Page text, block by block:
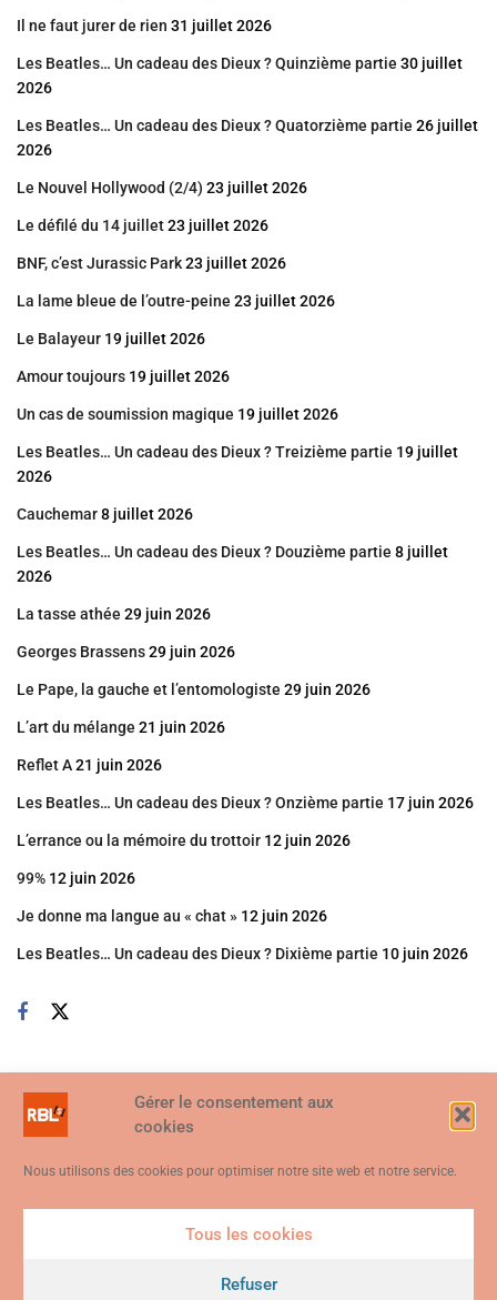
Gérer le consentement aux
cookies
Nous utilisons des cookies pour optimiser notre site web et notre service.
Tous les cookies
Refuser
Il ne faut jurer de rien 31 juillet 2026
Les Beatles… Un cadeau des Dieux ? Quinzième partie 30 juillet
2026
Les Beatles… Un cadeau des Dieux ? Quatorzième partie 26 juillet
2026
Le Nouvel Hollywood (2/4) 23 juillet 2026
Le défilé du 14 juillet23 juillet 2026
BNF, c’est Jurassic Park23 juillet 2026
La lame bleue de l’outre-peine 23 juillet 2026
Le Balayeur 19 juillet 2026
Amour toujours 19 juillet 2026
Un cas de soumission magique 19 juillet 2026
Les Beatles… Un cadeau des Dieux ? Treizième partie 19 juillet
2026
Cauchemar8 juillet 2026
Les Beatles… Un cadeau des Dieux ? Douzième partie 8 juillet
2026
La tasse athée 29 juin 2026
Georges Brassens29 juin 2026
Le Pape, la gauche et l’entomologiste 29 juin 2026
L’art du mélange 21 juin 2026
Reflet A21 juin 2026
Les Beatles… Un cadeau des Dieux ? Onzième partie 17 juin 2026
L’errance ou la mémoire du trottoir 12 juin 2026
99% 12 juin 2026
Je donne ma langue au « chat » 12 juin 2026
Les Beatles… Un cadeau des Dieux ? Dixième partie 10 juin 2026
vous consentez à ce que des cookies soient utilisés. Visitez notre